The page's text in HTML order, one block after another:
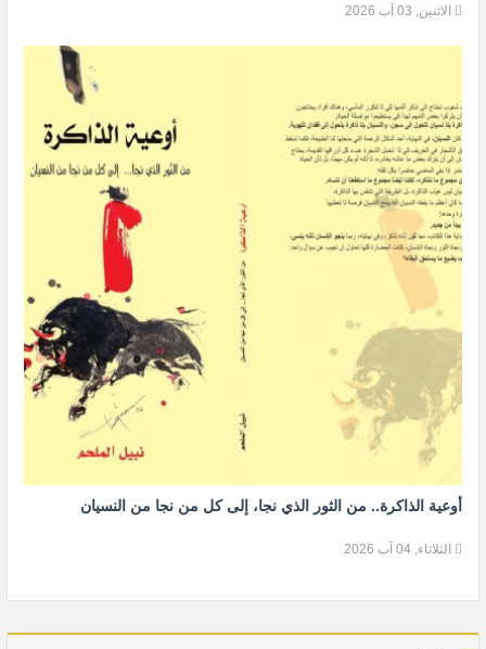
الاثنين, 03 آب 2026
أوعية الذاكرة.. من الثور الذي نجا، إلى كل من نجا من النسيان
الثلاثاء, 04 آب 2026